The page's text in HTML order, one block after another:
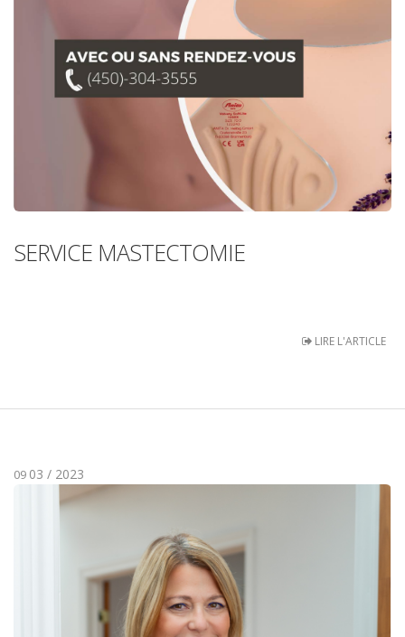
SERVICE MASTECTOMIE
LIRE L'ARTICLE
09 03 / 2023